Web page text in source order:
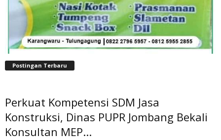
Postingan Terbaru
Perkuat Kompetensi SDM Jasa
Konstruksi, Dinas PUPR Jombang Bekali
Konsultan MEP...